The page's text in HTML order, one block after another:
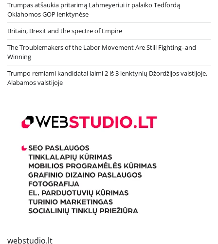
Trumpas atšaukia pritarimą Lahmeyeriui ir palaiko Tedfordą
Oklahomos GOP lenktynėse
Britain, Brexit and the spectre of Empire
The Troublemakers of the Labor Movement Are Still Fighting–and
Winning
Trumpo remiami kandidatai laimi 2 iš 3 lenktynių Džordžijos valstijoje,
Alabamos valstijoje
webstudio.lt